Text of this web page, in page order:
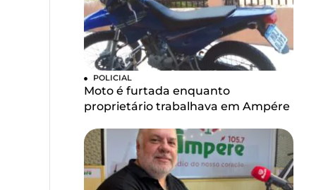
POLICIAL
Moto é furtada enquanto
proprietário trabalhava em Ampére